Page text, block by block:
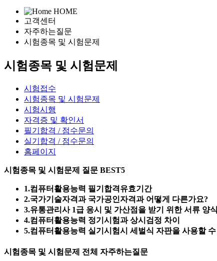
HOME
고객센터
자주하는질문
시험종목 및 시험문제
시험종목 및 시험문제
시험접수
시험종목 및 시험문제
시험시행
자격증 및 확인서
필기합격 / 점수문의
실기합격 / 점수문의
홈페이지
시험종목 및 시험문제 질문 BEST5
1.컴퓨터활용능력 필기합격유효기간
2.국가기술자격과 국가공인자격과 어떻게 다른가요?
3.유통관리사 1급 응시 및 가산점을 받기 위한 서류 양
4.컴퓨터활용능력 정기시험과 상시검정 차이
5.컴퓨터활용능력 실기시험시 세벌식 자판을 사용할
시험종목 및 시험문제 전체 자주하는질문